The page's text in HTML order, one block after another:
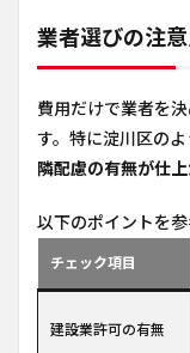
業者選びの注
費用だけで業者を
す。特に淀川区のよ
隣配慮の有無が仕
以下のポイントを
チェック項目
建設業許可の有無